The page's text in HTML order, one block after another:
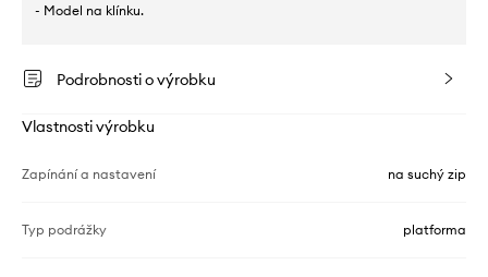
- Model na klínku.
Podrobnosti o výrobku
Vlastnosti výrobku
Zapínání a nastavení na suchý zip
Typ podrážky platforma